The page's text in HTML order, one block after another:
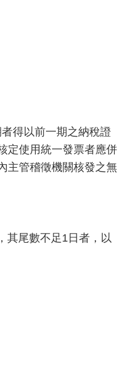
得以前一期之納稅證
定使用統一發票者應併
主管稽徵機關核發之無
其尾數不足1日者，以